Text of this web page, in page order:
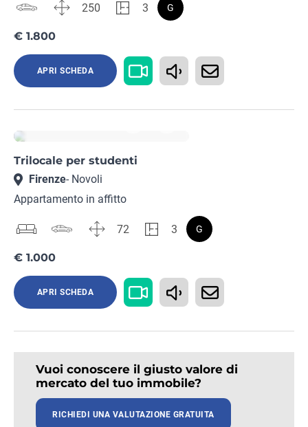
250 3 G
€ 1.800
APRI SCHEDA
Trilocale per studenti
Firenze- Novoli
Appartamento in affitto
72 3 G
€ 1.000
APRI SCHEDA
Vuoi conoscere il giusto valore di
mercato del tuo immobile?
RICHIEDI UNA VALUTAZIONE GRATUITA